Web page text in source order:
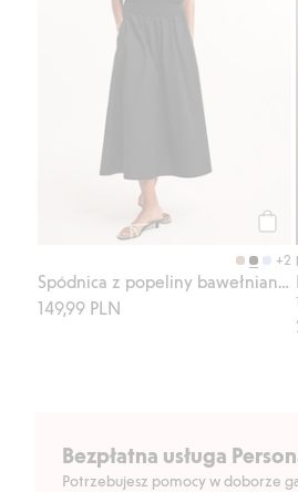
+2
Spódnica z popeliny bawełnianej
149,99 PLN
Bezpłatna usługa
Potrzebujesz pomocy w doborze